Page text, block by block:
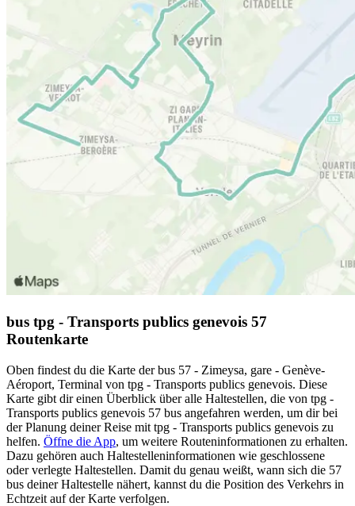
bus tpg - Transports publics genevois 57
Routenkarte
Oben findest du die Karte der bus 57 - Zimeysa, gare - Genève-
Aéroport, Terminal von tpg - Transports publics genevois. Diese
Karte gibt dir einen Überblick über alle Haltestellen, die von tpg -
Transports publics genevois 57 bus angefahren werden, um dir bei
der Planung deiner Reise mit tpg - Transports publics genevois zu
helfen. Öffne die App, um weitere Routeninformationen zu erhalten.
Dazu gehören auch Haltestelleninformationen wie geschlossene
oder verlegte Haltestellen. Damit du genau weißt, wann sich die 57
bus deiner Haltestelle nähert, kannst du die Position des Verkehrs in
Echtzeit auf der Karte verfolgen.